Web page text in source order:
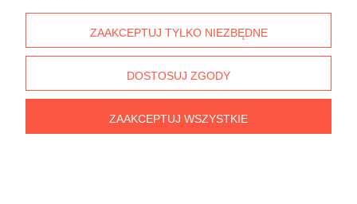
O nas
ZAAKCEPTUJ TYLKO NIEZBĘDNE
DOSTOSUJ ZGODY
ZAAKCEPTUJ WSZYSTKIE